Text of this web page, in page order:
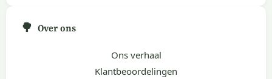
🌳 Over ons
Ons verhaal
Klantbeoordelingen